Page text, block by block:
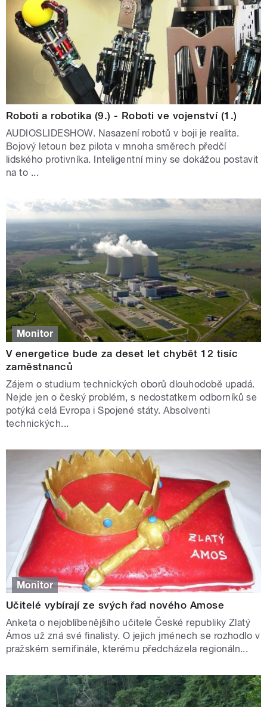
Roboti a robotika (9.) - Roboti ve vojenství (1.)
AUDIOSLIDESHOW. Nasazení robotů v boji je realita.
Bojový letoun bez pilota v mnoha směrech předčí
lidského protivníka. Inteligentní miny se dokážou postavit
na to ...
Monitor
V energetice bude za deset let chybět 12 tisíc
zaměstnanců
Zájem o studium technických oborů dlouhodobě upadá.
Nejde jen o český problém, s nedostatkem odborníků se
potýká celá Evropa i Spojené státy. Absolventi
technických...
Monitor
Učitelé vybírají ze svých řad nového Amose
Anketa o nejoblíbenějšího učitele České republiky Zlatý
Ámos už zná své finalisty. O jejich jménech se rozhodlo v
pražském semifinále, kterému předcházela regionáln...